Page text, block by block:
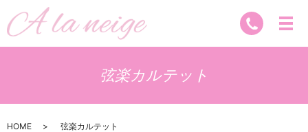
弦楽カルテット
HOME 弦楽カルテット